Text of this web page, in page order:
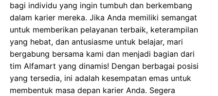
bagi individu yang ingin tumbuh dan berkembang
dalam karier mereka. Jika Anda memiliki semangat
untuk memberikan pelayanan terbaik, keterampilan
yang hebat, dan antusiasme untuk belajar, mari
bergabung bersama kami dan menjadi bagian dari
tim Alfamart yang dinamis! Dengan berbagai posisi
yang tersedia, ini adalah kesempatan emas untuk
membentuk masa depan karier Anda. Segera